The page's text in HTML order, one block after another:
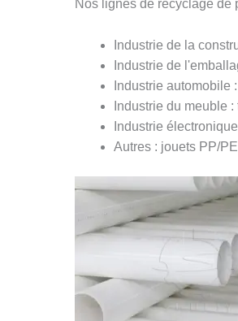
Nos lignes de recyclage de
Industrie de la
Industrie de
Industrie automobile
Industrie du meuble
Industrie
Autres : jouets PP/